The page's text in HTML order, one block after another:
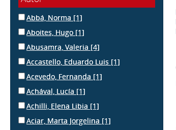
Abbá, Norma [1]
Aboites, Hugo [1]
Abusamra, Valeria [4]
Accastello, Eduardo Luis [1]
Acevedo, Fernanda [1]
Achával, Lucía [1]
Achilli, Elena Libia [1]
Aciar, Marta Jorgelina [1]